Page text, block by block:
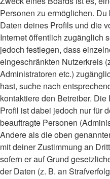
Personen zu ermöglichen.
Daten deines Profils und die
Internet öffentlich zugänglich
jedoch festlegen, dass
eingeschränkten Nutzerkreis
Administratoren etc.)
hast, suche nach
kontaktiere den Betreiber.
Profil ist dabei jedoch nur für
beauftragte Personen
Andere als die oben
mit deiner Zustimmung an
sofern er auf Grund
der Daten (z. B. an